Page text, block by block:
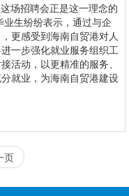
场招聘会正是这一理念的
生纷纷表示，通过与企
更感受到海南自贸港对人
一步强化就业服务组织工
活动，以更精准的服务、
就业，为海南自贸港建设
页